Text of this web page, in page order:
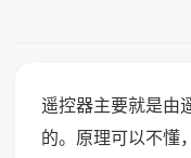
遥控器主要就是由
的。原理可以不懂